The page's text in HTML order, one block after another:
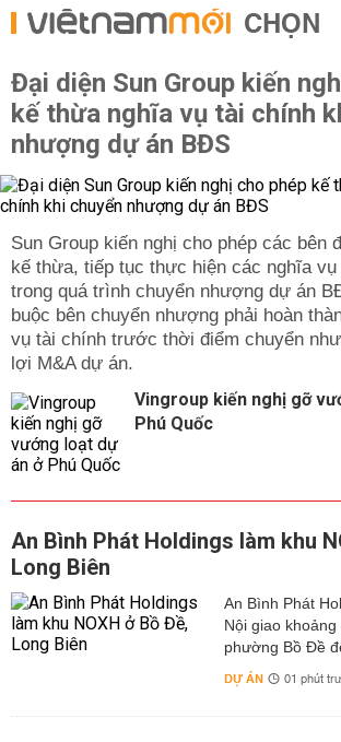
CHỌN
Đại diện Sun Group kiến
kế thừa nghĩa vụ tài chính
nhượng dự án BĐS
Sun Group kiến nghị cho phép các bên
kế thừa, tiếp tục thực hiện các nghĩa
trong quá trình chuyển nhượng dự án
buộc bên chuyển nhượng phải hoàn
vụ tài chính trước thời điểm chuyển
lợi M&A dự án.
Vingroup kiến nghị gỡ
Phú Quốc
An Bình Phát Holdings làm khu
Long Biên
An Bình Phát
Nội giao
phường Bồ Đề
DỰ ÁN 01 phút